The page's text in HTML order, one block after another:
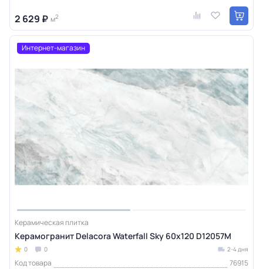
2 629 ₽ м2
Интернет-магазин
Керамическая плитка
Керамогранит Delacora Waterfall Sky 60х120 D12057M
0 0 2-4 дня
Код товара 76915